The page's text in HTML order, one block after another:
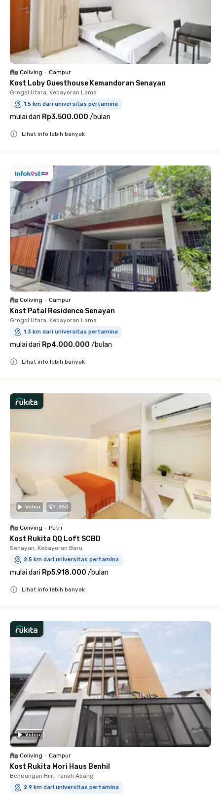
Coliving • Campur
Kost Loby Guesthouse Kemandoran Senayan
Grogol Utara, Kebayoran Lama
1.5 km dari universitas pertamina
mulai dari Rp3.500.000 /bulan
Lihat info lebih banyak
Coliving • Campur
Kost Patal Residence Senayan
Grogol Utara, Kebayoran Lama
1.3 km dari universitas pertamina
mulai dari Rp4.000.000 /bulan
Lihat info lebih banyak
Video 360
Coliving • Putri
Kost Rukita QQ Loft SCBD
Senayan, Kebayoran Baru
2.5 km dari universitas pertamina
mulai dari Rp5.918.000 /bulan
Lihat info lebih banyak
Video
Coliving • Campur
Kost Rukita Mori Haus Benhil
Bendungan Hilir, Tanah Abang
2.9 km dari universitas pertamina